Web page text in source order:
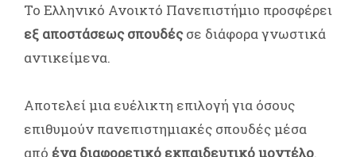
Το Ελληνικό Ανοικτό Πανεπιστήμιο προσφέρει
εξ αποστάσεως σπουδέςσε διάφορα γνωστικά
αντικείμενα.
Αποτελεί μια ευέλικτη επιλογή για όσους
επιθυμούν πανεπιστημιακές σπουδές μέσα
από ένα διαφορετικό εκπαιδευτικό μοντέλο.